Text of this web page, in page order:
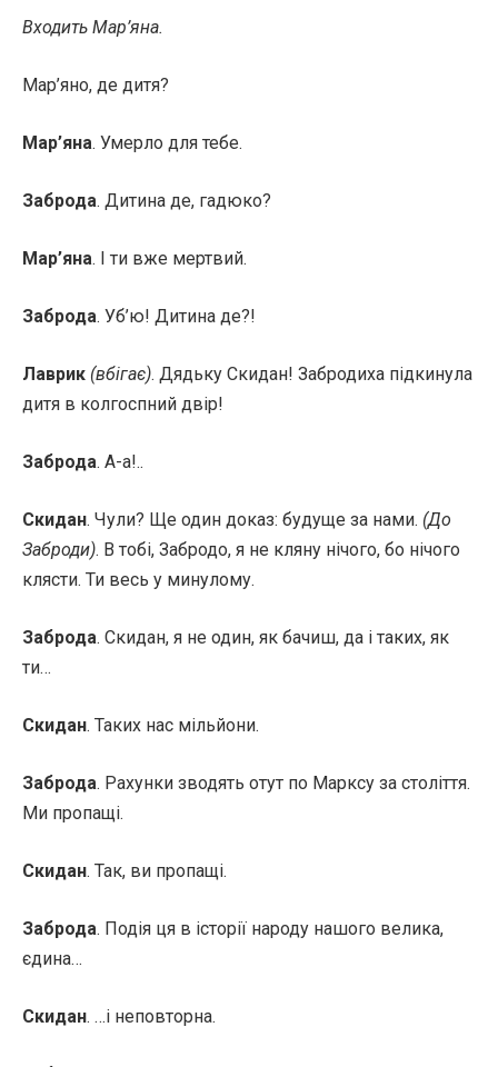
Входить Мар’яна.
Мар’яно, де дитя?
Мар’яна. Умерло для тебе.
Заброда. Дитина де, гадюко?
Мар’яна. І ти вже мертвий.
Заброда. Уб’ю! Дитина де?!
Лаврик (вбігає). Дядьку Скидан! Забродиха підкинула
дитя в колгоспний двір!
Заброда. А-а!..
Скидан. Чули? Ще один доказ: будуще за нами. (До
Заброди). В тобі, Забродо, я не кляну нічого, бо нічого
клясти. Ти весь у минулому.
Заброда. Скидан, я не один, як бачиш, да і таких, як
ти…
Скидан. Таких нас мільйони.
Заброда. Рахунки зводять отут по Марксу за століття.
Ми пропащі.
Скидан. Так, ви пропащі.
Заброда. Подія ця в історії народу нашого велика,
єдина…
Скидан. …і неповторна.